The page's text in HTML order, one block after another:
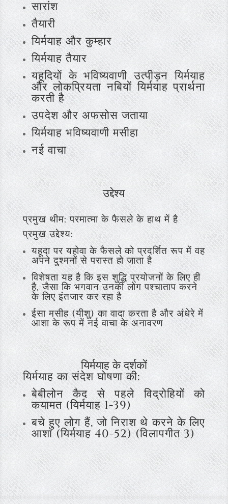
सारांश
तैयारी
यिर्मयाह और कुम्हार
यिर्मयाह तैयार
यहूदियों के भविष्यवाणी उत्पीड़न यिर्मयाह
और लोकप्रियता नबियों यिर्मयाह प्रार्थना
करती है
उपदेश और अफसोस जताया
यिर्मयाह भविष्यवाणी मसीहा
नई वाचा
उद्देश्य
प्रमुख थीम: परमात्मा के फैसले के हाथ में है
प्रमुख उद्देश्य:
यहूदा पर यहोवा के फैसले को प्रदर्शित रूप में वह
अपने दुश्मनों से परास्त हो जाता है
विशेषता यह है कि इस शुद्धि प्रयोजनों के लिए ही
है, जैसा कि भगवान उनकी लोग पश्चाताप करने
के लिए इंतजार कर रहा है
ईसा मसीह (यीशु) का वादा करता है और अंधेरे में
आशा के रूप में नई वाचा के अनावरण
यिर्मयाह के दर्शकों
यिर्मयाह का संदेश घोषणा की:
बेबीलोन कैद से पहले विद्रोहियों को
कयामत (यिर्मयाह 1-39)
बचे हुए लोग हैं, जो निराश थे करने के लिए
आशा (यिर्मयाह 40-52) (विलापगीत 3)